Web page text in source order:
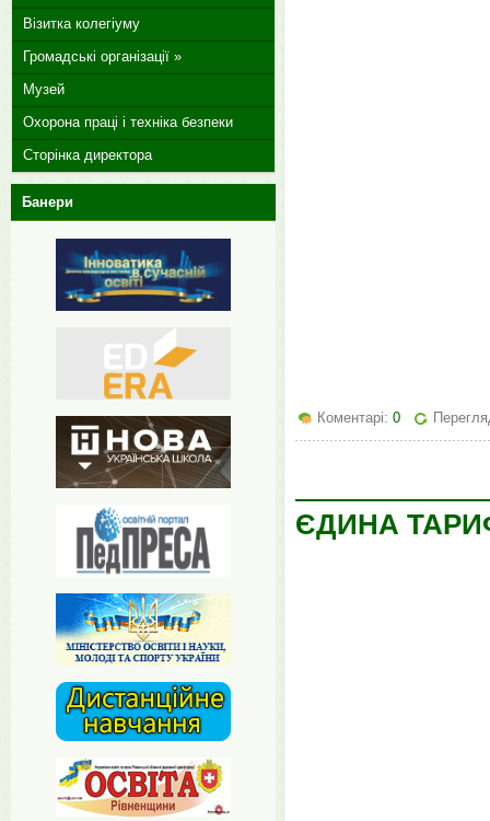
Коментарі: 0
ЄДИНА
Візитка колегіуму
Громадські організації »
Музей
Охорона праці і техніка безпеки
Сторінка директора
Банери